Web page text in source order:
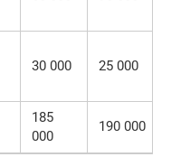
30 000 25 000
185
000
190 000